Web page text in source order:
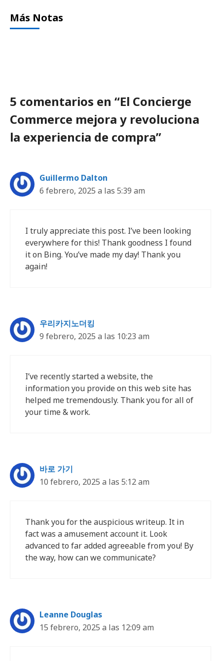
Más Notas
5 comentarios en “El Concierge
Commerce mejora y revoluciona
la experiencia de compra”
Guillermo Dalton
6 febrero, 2025 a las 5:39 am
I truly appreciate this post. I’ve been looking
everywhere for this! Thank goodness I found
it on Bing. You’ve made my day! Thank you
again!
우리카지노더킹
9 febrero, 2025 a las 10:23 am
I’ve recently started a website, the
information you provide on this web site has
helped me tremendously. Thank you for all of
your time & work.
바로 가기
10 febrero, 2025 a las 5:12 am
Thank you for the auspicious writeup. It in
fact was a amusement account it. Look
advanced to far added agreeable from you! By
the way, how can we communicate?
Leanne Douglas
15 febrero, 2025 a las 12:09 am